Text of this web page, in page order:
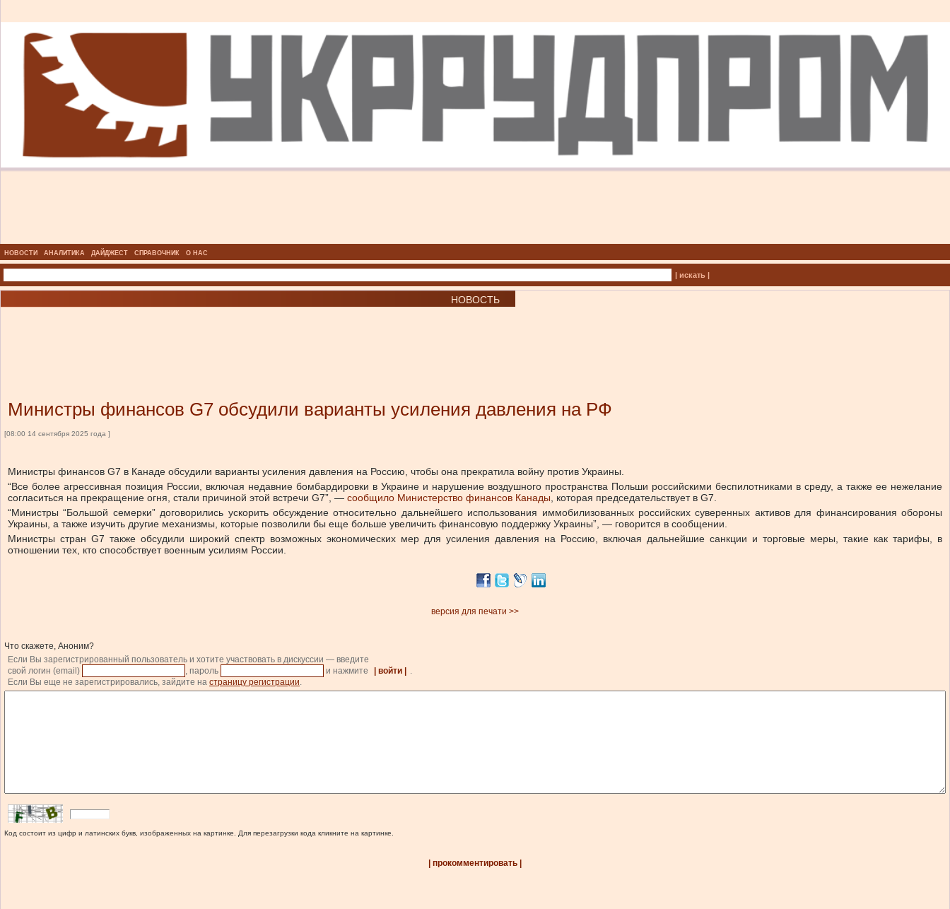
НОВОСТИ АНАЛИТИКА ДАЙДЖЕСТ СПРАВОЧНИК О НАС
| искать |
НОВОСТЬ
Министры финансов G7 обсудили варианты усиления давления на РФ
[08:00 14 сентября 2025 года ]
Министры финансов G7 в Канаде обсудили варианты усиления давления на Россию, чтобы она прекратила войну против Украины.
“Все более агрессивная позиция России, включая недавние бомбардировки в Украине и нарушение воздушного пространства Польши российскими беспилотниками в среду, а также ее нежелание
согласиться на прекращение огня, стали причиной этой встречи G7”, — сообщило Министерство финансов Канады , которая председательствует в G7.
“Министры “Большой семерки” договорились ускорить обсуждение относительно дальнейшего использования иммобилизованных российских суверенных активов для финансирования обороны
Украины, а также изучить другие механизмы, которые позволили бы еще больше увеличить финансовую поддержку Украины”, — говорится в сообщении.
Министры стран G7 также обсудили широкий спектр возможных экономических мер для усиления давления на Россию, включая дальнейшие санкции и торговые меры, такие как тарифы, в
отношении тех, кто способствует военным усилиям России.
версия для печати >>
Что скажете, Аноним?
Если Вы зарегистрированный пользователь и хотите участвовать в дискуссии — введите
свой логин (email)
, пароль и нажмите | войти |
.
Если Вы еще не зарегистрировались, зайдите на страницу регистрации.
Код состоит из цифр и латинских букв, изображенных на картинке. Для перезагрузки кода кликните на картинке.
| прокомментировать |